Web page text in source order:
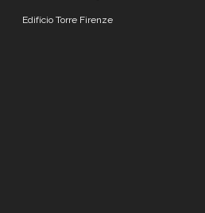
Edifício Torre Firenze